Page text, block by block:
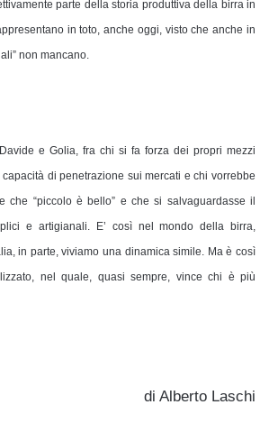
parte della storia produttiva della birra in
in toto, anche oggi, visto che anche in
non mancano.
Davide e Golia, fra chi si fa forza dei propri mezzi
di penetrazione sui mercati e chi vorrebbe
che “piccolo è bello” e che si salvaguardasse il
e artigianali. E’ così nel mondo della birra,
in parte, viviamo una dinamica simile. Ma è così
nel quale, quasi sempre, vince chi è più
di Alberto Laschi